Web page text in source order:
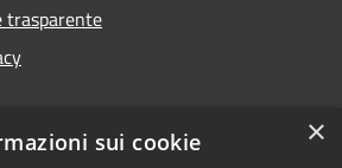
trasparente
×
sui cookie